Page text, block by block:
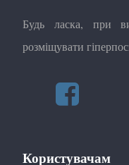
Будь ласка, при
розміщувати
Користувачам